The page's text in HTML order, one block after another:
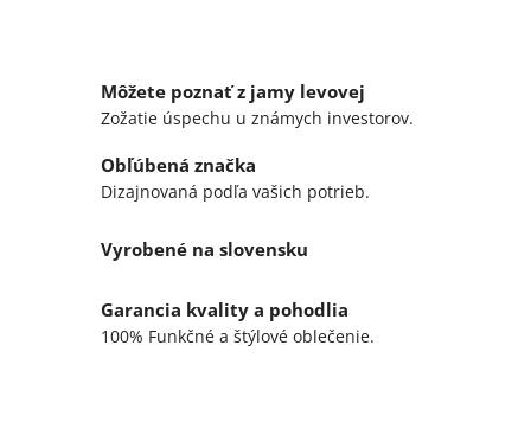
Môžete poznať z jamy levovej
Zožatie úspechu u známych investorov.
Obľúbená značka
Dizajnovaná podľa vašich potrieb.
Vyrobené na slovensku
Garancia kvality a pohodlia
100% Funkčné a štýlové oblečenie.